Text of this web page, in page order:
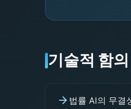
기술적 함의
arrow_forward 법률 AI의 무결